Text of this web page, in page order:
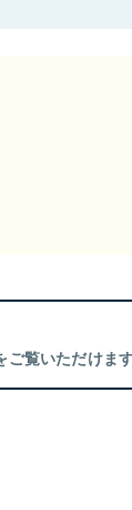
覧いただけます